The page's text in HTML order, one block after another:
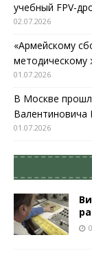
учебный FPV-
02.07.2026
«Армейскому
методическому
01.07.2026
В Москве
Валентиновича
01.07.2026